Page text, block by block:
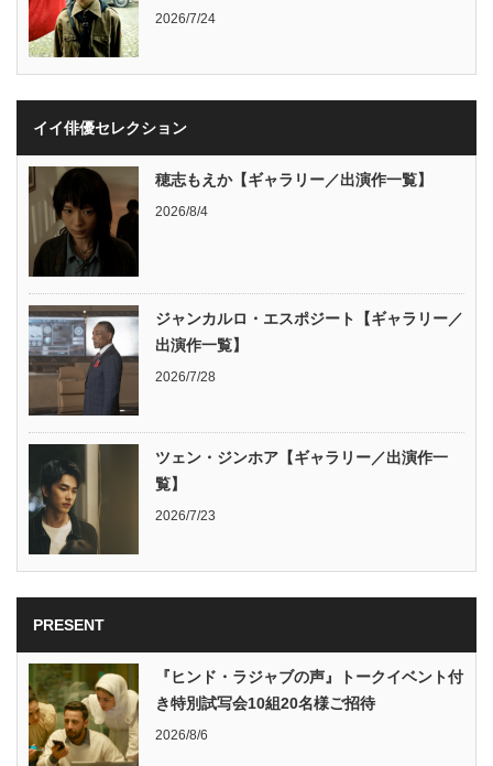
2026/7/24
イイ俳優セレクション
穂志もえか【ギャラリー／出演作一覧】
2026/8/4
ジャンカルロ・エスポジート【ギャラリー／
出演作一覧】
2026/7/28
ツェン・ジンホア【ギャラリー／出演作一
覧】
2026/7/23
PRESENT
『ヒンド・ラジャブの声』トークイベント付
き特別試写会10組20名様ご招待
2026/8/6